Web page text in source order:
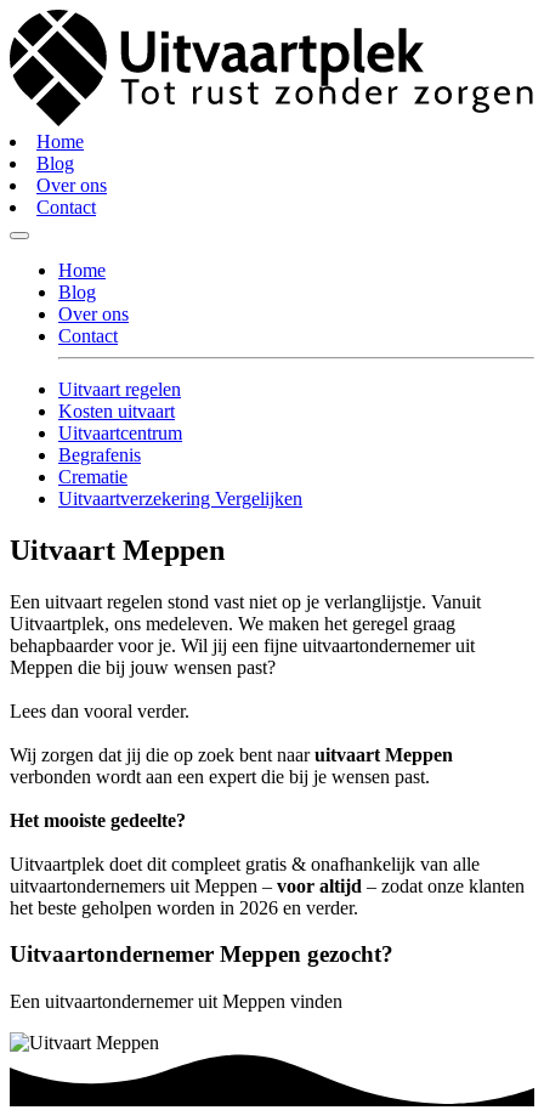
Home
Blog
Over ons
Contact
Home
Blog
Over ons
Contact
Uitvaart regelen
Kosten uitvaart
Uitvaartcentrum
Begrafenis
Crematie
Uitvaartverzekering Vergelijken
Uitvaart Meppen
Een uitvaart regelen stond vast niet op je verlanglijstje. Vanuit
Uitvaartplek, ons medeleven. We maken het geregel graag
behapbaarder voor je. Wil jij een fijne uitvaartondernemer uit
Meppen die bij jouw wensen past?
Lees dan vooral verder.
Wij zorgen dat jij die op zoek bent naaruitvaart Meppen
verbonden wordt aan een expert die bij je wensen past.
Het mooiste gedeelte?
Uitvaartplek doet dit compleet gratis & onafhankelijk van alle
uitvaartondernemers uit Meppen – voor altijd – zodat onze klanten
het beste geholpen worden in 2026 en verder.
Uitvaartondernemer Meppen gezocht?
Een uitvaartondernemer uit Meppen vinden